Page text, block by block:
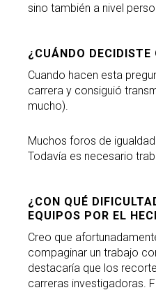
sino también a nivel
¿CUÁNDO DECIDISTE
Cuando hacen esta
carrera y consiguió
mucho).
Muchos foros de
Todavía es necesario
¿CON QUÉ
EQUIPOS POR EL
Creo que
compaginar un trabajo
destacaría que los
carreras investigadoras.